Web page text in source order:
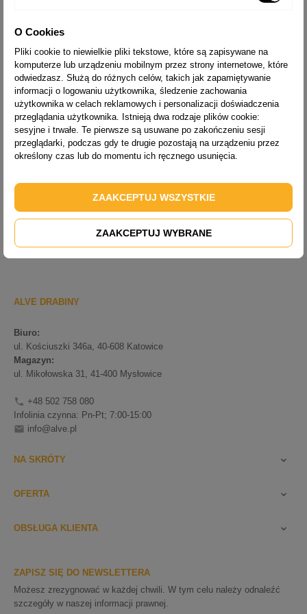
wchodzenie i schodzenie z dwóch stron. Wyposażone w specjalną
taśmę zabezpieczającą przed rozsuwaniem.Drabiny 2-częściowe
uniwersalnemają możliwość rozłożenia jako drabina rozstawna oraz
drabina rozsuwana. Natomiast drabiny 2-częściowe wysuwanesą
przydatne, gdy niezbędna jest duża wysokość robocza drabiny.
Drabiny aluminiowez maksymalnym obciążeniem do 150 kg.
Wyprodukowane zgodnie z normą PN-EN-131 oraz zaopatrzone w
certyfikat TUV, w celu zapewnienia najwyższego poziomu
bezpieczeństwa. Wytrzymała konstrukcja aluminiowa zapewnia dużą
żywotność drabiny.
jednostronne
. Solidne produkty do użytku przez wiele lat. Ponadto w
części zamienne do drabin.
ALVE DRABINY
Biuro:
ul. Kościuszki 346a, 40-608 Katowice
Magazyn:
ul. Mikołowska 31, 41-400 Mysłowice
 +48 502 758 080
Infolinia czynna: Pn-Pt; 7:00-15:00
 info@alve.pl
NA SKRÓTY 
OFERTA 
OBSŁUGA KLIENTA 
ZAPISZ SIĘ DO NEWSLETTERA
Możesz zrezygnować w każdej chwili. W tym celu należy odnaleźć
szczegóły w naszej informacji prawnej.
O Cookies
Pliki cookie to niewielkie pliki tekstowe, które są zapisywane na
komputerze lub urządzeniu mobilnym przez strony internetowe, które
odwiedzasz. Służą do różnych celów, takich jak zapamiętywanie
informacji o logowaniu użytkownika, śledzenie zachowania
użytkownika w celach reklamowych i personalizacji doświadczenia
przeglądania użytkownika. Istnieją dwa rodzaje plików cookie:
sesyjne i trwałe. Te pierwsze są usuwane po zakończeniu sesji
przeglądarki, podczas gdy te drugie pozostają na urządzeniu przez
określony czas lub do momentu ich ręcznego usunięcia.
ZAAKCEPTUJ WYBRANE
ZAAKCEPTUJ WSZYSTKIE